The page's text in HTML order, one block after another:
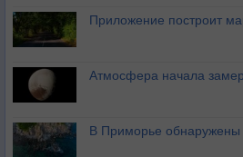
Приложение построит
Атмосфера начала
В Приморье обнаружены